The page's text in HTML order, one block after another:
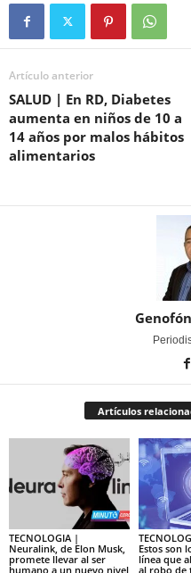
Artículo anterior
SALUD | En RD, Diabetes
aumenta en niños de 10 a
14 años por malos hábitos
alimentarios
Artículos
TECNOLOGIA |
Neuralink, de Elon Musk,
promete llevar al ser
humano a un nuevo nivel
Estos son
línea que
al robo de